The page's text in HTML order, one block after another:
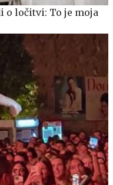
o ločitvi: To je moja